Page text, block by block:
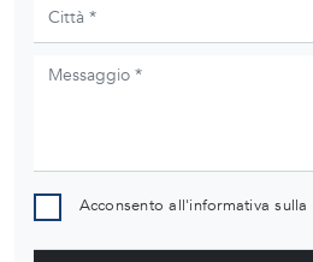
Acconsento all'informativa sulla